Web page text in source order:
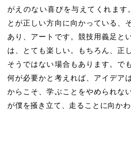
がえのない喜びを与えてくれます
とが正しい方向に向かっている、
あり、アートです。競技用義足と
は、とても楽しい。もちろん、正
そうではない場合もあります。で
何が必要かと考えれば、アイデア
からこそ、学ぶことをやめられな
が僕を掻き立て、走ることに向かわ